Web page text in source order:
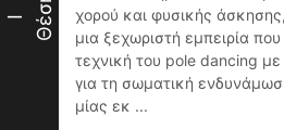
I Θέση
χορού και φυσικής
μια ξεχωριστή εμπειρία
τεχνική του pole dancing
για τη σωματική
μίας εκ ...